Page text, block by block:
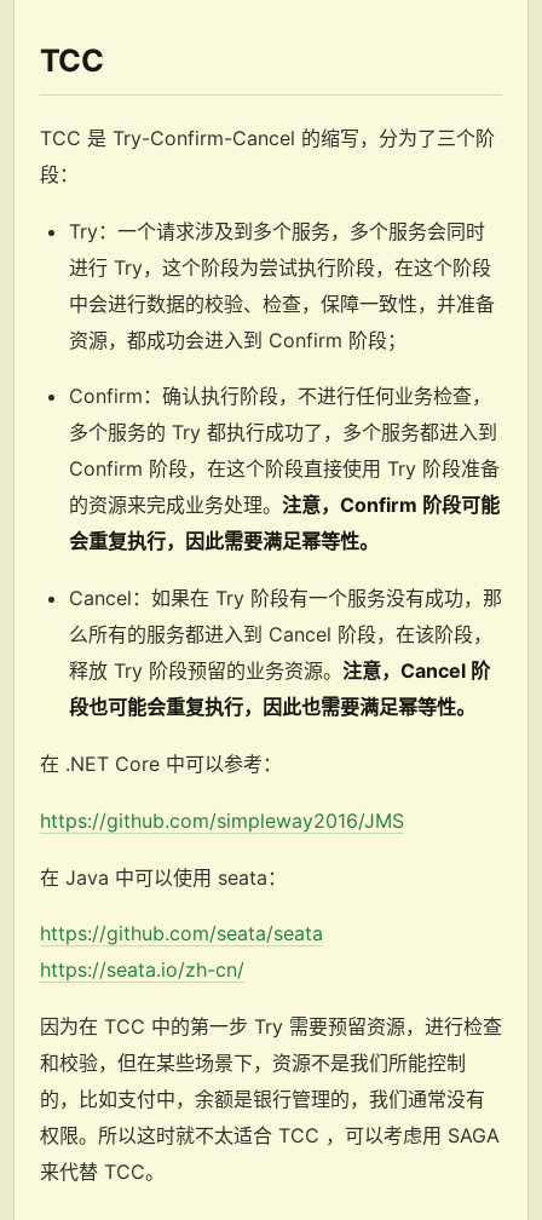
TCC
TCC 是 Try-Confirm-Cancel 的缩写，分为了三个阶
段：
Try：一个请求涉及到多个服务，多个服务会同时
进行 Try，这个阶段为尝试执行阶段，在这个阶段
中会进行数据的校验、检查，保障一致性，并准备
资源，都成功会进入到 Confirm 阶段；
Confirm：确认执行阶段，不进行任何业务检查，
多个服务的 Try 都执行成功了，多个服务都进入到
Confirm 阶段，在这个阶段直接使用 Try 阶段准备
的资源来完成业务处理。 注意，Confirm 阶段可能
会重复执行，因此需要满足幂等性。
Cancel：如果在 Try 阶段有一个服务没有成功，那
么所有的服务都进入到 Cancel 阶段，在该阶段，
释放 Try 阶段预留的业务资源。 注意，Cancel 阶
段也可能会重复执行，因此也需要满足幂等性。
在 .NET Core 中可以参考：
https://github.com/simpleway2016/JMS
在 Java 中可以使用 seata：
https://github.com/seata/seata
https://seata.io/zh-cn/
因为在 TCC 中的第一步 Try 需要预留资源，进行检查
和校验，但在某些场景下，资源不是我们所能控制
的，比如支付中，余额是银行管理的，我们通常没有
权限。所以这时就不太适合 TCC ，可以考虑用 SAGA
来代替 TCC。